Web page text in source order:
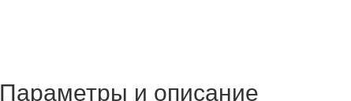
Параметры и описание